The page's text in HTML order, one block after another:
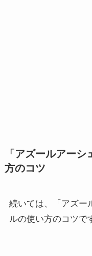
「アズールアー
方のコツ
続いては、「アズー
ルの使い方のコツで